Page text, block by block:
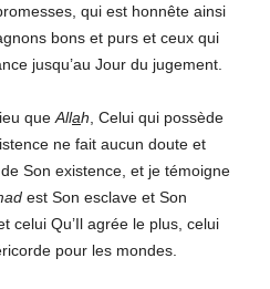
qui est honnête ainsi
bons et purs et ceux qui
jusqu’au Jour du jugement.
que Allah , Celui qui possède
ne fait aucun doute et
Son existence, et je témoigne
est Son esclave et Son
celui Qu’Il agrée le plus, celui
pour les mondes.